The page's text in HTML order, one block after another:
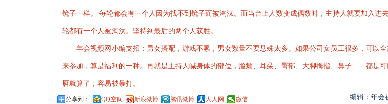
镜子一样。 每轮都会有一个人因为找不到镜子而被淘汰。而当台上人数变成偶数时，主持人就要加入进
轮都有一个人被淘汰。坚持到最后的两个人获胜。
年会视频 网小编支招：男女搭配，游戏不累，男女数量不要悬殊太多。如果公司女员工很多，可以
来参加，算是福利的一种。再就是主持人喊身体的部位，脸颊、耳朵、臀部、大脚拇指、鼻子……都是
唇就算了，容易被暴打。
分享到： QQ空间 新浪微博 腾讯微博 人人网 微信 编辑：年会